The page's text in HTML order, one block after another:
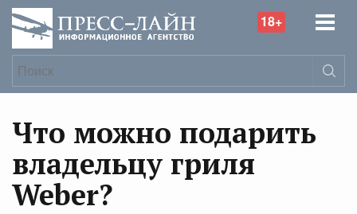
18+
Что можно подарить
владельцу гриля
Weber?